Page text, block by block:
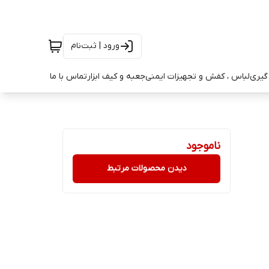
ورود | ثبت‌نام
گیریلباس ، کفش و تجهیزات ایمنیجعبه و کیف ابزارتماس با ما
ناموجود
دیدن محصولات مرتبط